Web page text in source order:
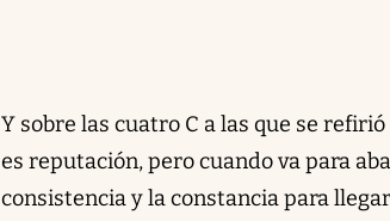
Y sobre las cuatro C a las que se
es reputación, pero cuando va para
consistencia y la constancia para